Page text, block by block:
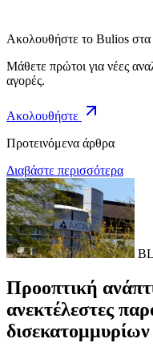
Ακολουθήστε το Bulios
Μάθετε πρώτοι για νέες
αγορές.
Ακολουθήστε
Προτεινόμενα άρθρα
Διαβάστε περισσότερα
Προοπτική
ανεκτέλεστες
δισεκατομμυρίων